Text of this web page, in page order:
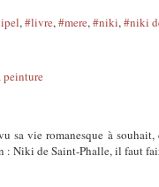
,#livre,#mere,#niki,#niki
sa vie romanesque à souhait,
: Niki de Saint-Phalle, il faut